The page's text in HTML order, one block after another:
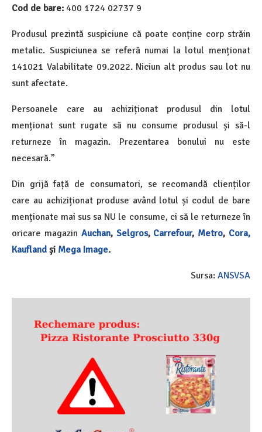
Cod de bare: 400 1724 02737 9
Produsul prezintă suspiciune că poate conține corp străin
metalic. Suspiciunea se referă numai la lotul menționat
141021 Valabilitate 09.2022. Niciun alt produs sau lot nu
sunt afectate.
Persoanele care au achiziționat produsul din lotul
menționat sunt rugate să nu consume produsul și să-l
returneze în magazin. Prezentarea bonului nu este
necesară.”
Din grijă față de consumatori, se recomandă clienților
care au achiziționat produse având lotul și codul de bare
menționate mai sus sa NU le consume, ci să le returneze în
oricare magazin Auchan, Selgros, Carrefour, Metro, Cora,
Kaufland și Mega Image.
Sursa: ANSVSA